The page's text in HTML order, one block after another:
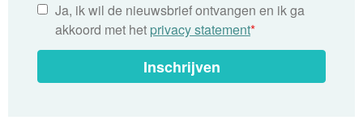
Ja, ik wil de nieuwsbrief ontvangen en ik ga
akkoord met het privacy statement*
Inschrijven